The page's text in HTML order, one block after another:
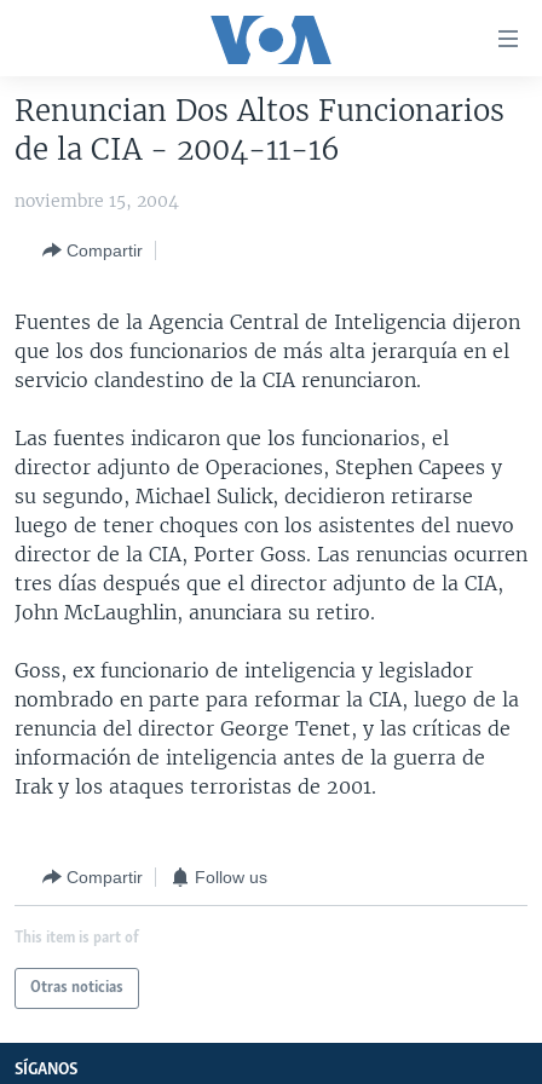
accesibilidad
Salte
contenido
Salte
principal
Salte
AMÉRICA DEL NORTE
HAITÍ
ELECCIONES EEUU
VOTO DIVIDIDO
VOA VERIFICA
VOA VERIFICA UCRANIA/RUSIA
VOA VERIFICA AMÉRICA LATINA
AMÉRICA LATINA
BOLIVIA
COLOMBIA
CHILE
PERÚ
ECUADOR
VENEZUELA
BRASIL
CENTROAMÉRICA
COSTA RICA
EL SALVADOR
GUATEMALA
HONDURAS
NICARAGUA
OTRAS SECCIONES
INMIGRACIÓN
LIBERTAD DE PRENSA
MUNDO
ECONOMÍA
ENTRETENIMIENTO Y CULTURA
DEPORTES
CIENCIA Y SALUD
ESPECIALES DE LA VOA
LIBERTAD DE PRENSA
UCRANIA
MULTIMEDIA
VIDEOS
AUDIOS
PROGRAMAS TV
FORO INTERAMERICANO
VISIÓN 360
LAS CLAVES
AVANCE INFORMATIVO
AUDIONOTICIAS
BUENOS DÍAS AMÉRICA
EL MUNDO AL DÍA [RADIO]
FORO [RADIO]
NOTA ECONÓMICA
ENTRETENIMIENTO
DIRECT
DOCUMENTALES DE LA VOA
Learning English
SÍGANOS
Idiomas
Renuncian Dos Altos Funcionarios
de la CIA - 2004-11-16
noviembre 15, 2004
Compartir
Fuentes de la Agencia Central de Inteligencia dijeron
que los dos funcionarios de más alta jerarquía en el
servicio clandestino de la CIA renunciaron.
Las fuentes indicaron que los funcionarios, el
director adjunto de Operaciones, Stephen Capees y
su segundo, Michael Sulick, decidieron retirarse
luego de tener choques con los asistentes del nuevo
director de la CIA, Porter Goss. Las renuncias ocurren
tres días después que el director adjunto de la CIA,
John McLaughlin, anunciara su retiro.
Goss, ex funcionario de inteligencia y legislador
nombrado en parte para reformar la CIA, luego de la
renuncia del director George Tenet, y las críticas de
información de inteligencia antes de la guerra de
Irak y los ataques terroristas de 2001.
Compartir Follow us
This item is part of
Otras noticias
SÍGANOS